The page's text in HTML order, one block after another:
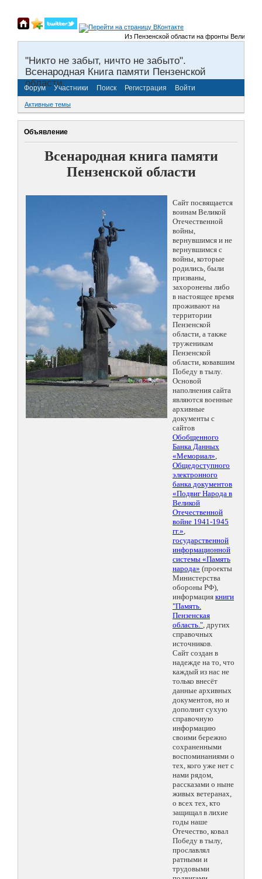
Из Пензенской области на фронты Великой
"Никто не забыт, ничто не забыто".
Всенародная Книга памяти Пензенской
области.
Форум Участники Поиск Регистрация Войти
Активные темы
Объявление
Всенародная книга памяти
Пензенской области
Сайт посвящается
воинам Великой
Отечественной
войны,
вернувшимся и не
вернувшимся с
войны, которые
родились, были
призваны,
захоронены либо
в настоящее время
проживают на
территории
Пензенской
области, а также
труженикам
Пензенской
области, ковавшим
Победу в тылу.
Основой
наполнения сайта
являются военные
архивные
документы с
сайтов
Обобщенного
Банка Данных
«Мемориал»,
Общедоступного
электронного
банка документов
«Подвиг Народа в
Великой
Отечественной
войне 1941-1945
гг.»,
государственной
информационной
системы «Память
народа» (проекты
Министерства
обороны РФ),
информация книги
"Память.
Пензенская
область.", других
справочных
источников.
Сайт создан в
надежде на то, что
каждый из нас не
только внесёт
данные архивных
документов, но и
дополнит сухую
справочную
информацию
своими бережно
сохраненными
воспоминаниями о
тех, кого уже нет с
нами рядом,
рассказами о ныне
живых ветеранах,
о всех тех, кто
защищал в лихие
годы наше
Отечество, ковал
Победу в тылу,
прославлял
ратными и
трудовыми